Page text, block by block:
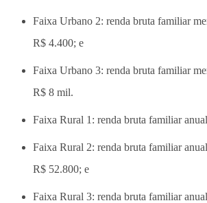
Faixa Urbano 2: renda bruta familiar
R$ 4.400; e
Faixa Urbano 3: renda bruta familiar
R$ 8 mil.
Faixa Rural 1: renda bruta familiar
Faixa Rural 2: renda bruta familiar
R$ 52.800; e
Faixa Rural 3: renda bruta familiar